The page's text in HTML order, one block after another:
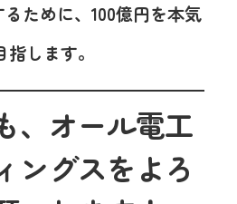
ために、100億円を本気
指します。
、オール電工
ングスをよろ